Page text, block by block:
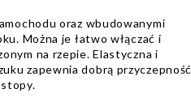
oraz wbudowanymi
Można je łatwo włączać i
na rzepie. Elastyczna i
zapewnia dobrą przyczepność